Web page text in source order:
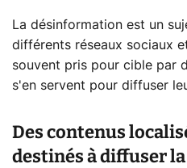
La désinformation est un
différents réseaux sociaux
souvent pris pour cible par
s'en servent pour diffuser
Des contenus
destinés à diffuser